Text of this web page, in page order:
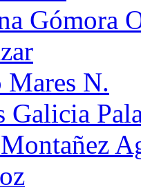
Gómora
Mares N.
Galicia